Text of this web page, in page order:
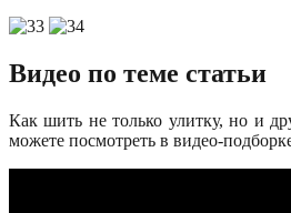
Видео по теме статьи
Как шить не только улитку, но и
можете посмотреть в видео-